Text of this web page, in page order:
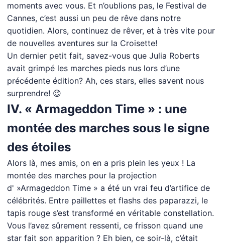
moments avec vous. Et n’oublions pas, le Festival de
Cannes, c’est aussi un peu de rêve dans notre
quotidien. Alors, continuez de rêver, et à très vite pour
de nouvelles aventures sur la Croisette!
Un dernier petit fait, savez-vous que Julia Roberts
avait grimpé les marches pieds nus lors d’une
précédente édition? Ah, ces stars, elles savent nous
surprendre! 😉
IV. « Armageddon Time » : une
montée des marches sous le signe
des étoiles
Alors là, mes amis, on en a pris plein les yeux ! La
montée des marches pour la projection
d' »Armageddon Time » a été un vrai feu d’artifice de
célébrités. Entre paillettes et flashs des paparazzi, le
tapis rouge s’est transformé en véritable constellation.
Vous l’avez sûrement ressenti, ce frisson quand une
star fait son apparition ? Eh bien, ce soir-là, c’était